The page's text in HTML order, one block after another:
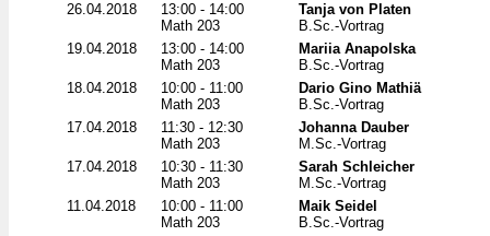
26.04.2018
13:00 - 14:00
Math 203
Tanja von Platen
B.Sc.-Vortrag
19.04.2018
13:00 - 14:00
Math 203
Mariia Anapolska
B.Sc.-Vortrag
18.04.2018
10:00 - 11:00
Math 203
Dario Gino Mathiä
B.Sc.-Vortrag
17.04.2018
11:30 - 12:30
Math 203
Johanna Dauber
M.Sc.-Vortrag
17.04.2018
10:30 - 11:30
Math 203
Sarah Schleicher
M.Sc.-Vortrag
11.04.2018
10:00 - 11:00
Math 203
Maik Seidel
B.Sc.-Vortrag